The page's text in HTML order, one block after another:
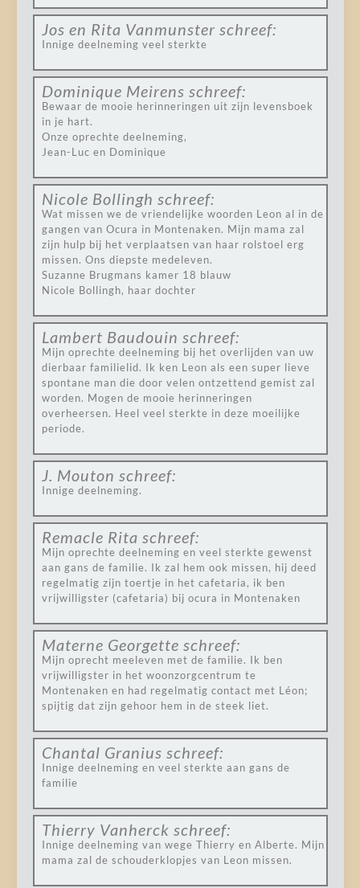
Jos en Rita Vanmunster schreef:
Innige deelneming veel sterkte
Dominique Meirens schreef:
Bewaar de mooie herinneringen uit zijn levensboek
in je hart.
Onze oprechte deelneming,
Jean-Luc en Dominique
Nicole Bollingh schreef:
Wat missen we de vriendelijke woorden Leon al in de
gangen van Ocura in Montenaken. Mijn mama zal
zijn hulp bij het verplaatsen van haar rolstoel erg
missen. Ons diepste medeleven.
Suzanne Brugmans kamer 18 blauw
Nicole Bollingh, haar dochter
Lambert Baudouin schreef:
Mijn oprechte deelneming bij het overlijden van uw
dierbaar familielid. Ik ken Leon als een super lieve
spontane man die door velen ontzettend gemist zal
worden. Mogen de mooie herinneringen
overheersen. Heel veel sterkte in deze moeilijke
periode.
J. Mouton schreef:
Innige deelneming.
Remacle Rita schreef:
Mijn oprechte deelneming en veel sterkte gewenst
aan gans de familie. Ik zal hem ook missen, hij deed
regelmatig zijn toertje in het cafetaria, ik ben
vrijwilligster (cafetaria) bij ocura in Montenaken
Materne Georgette schreef:
Mijn oprecht meeleven met de familie. Ik ben
vrijwilligster in het woonzorgcentrum te
Montenaken en had regelmatig contact met Léon;
spijtig dat zijn gehoor hem in de steek liet.
Chantal Granius schreef:
Innige deelneming en veel sterkte aan gans de
familie
Thierry Vanherck schreef:
Innige deelneming van wege Thierry en Alberte. Mijn
mama zal de schouderklopjes van Leon missen.